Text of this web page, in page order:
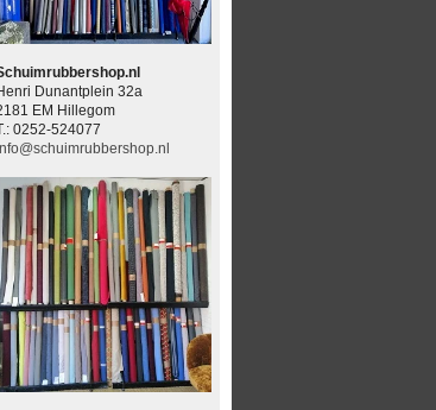
Dunantplein 32a
EM Hillegom
0252-524077